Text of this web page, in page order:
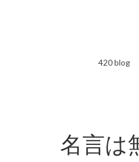
420 blog
名言は